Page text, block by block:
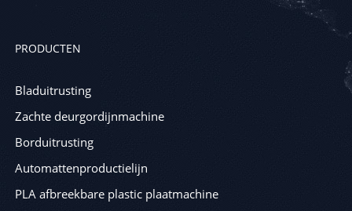
PRODUCTEN
Bladuitrusting
Zachte deurgordijnmachine
Borduitrusting
Automattenproductielijn
PLA afbreekbare plastic plaatmachine